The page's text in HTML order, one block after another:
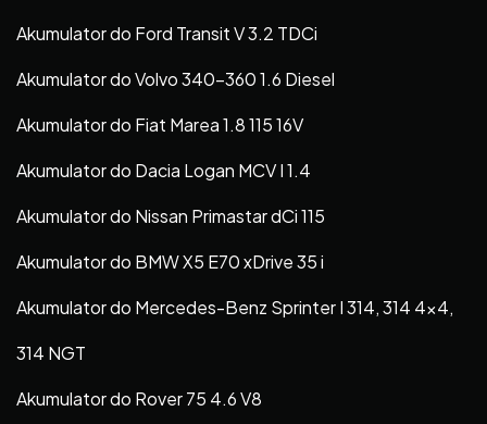
Akumulator do Ford Transit V 3.2 TDCi
Akumulator do Volvo 340-360 1.6 Diesel
Akumulator do Fiat Marea 1.8 115 16V
Akumulator do Dacia Logan MCV I 1.4
Akumulator do Nissan Primastar dCi 115
Akumulator do BMW X5 E70 xDrive 35 i
Akumulator do Mercedes-Benz Sprinter I 314, 314 4×4,
314 NGT
Akumulator do Rover 75 4.6 V8